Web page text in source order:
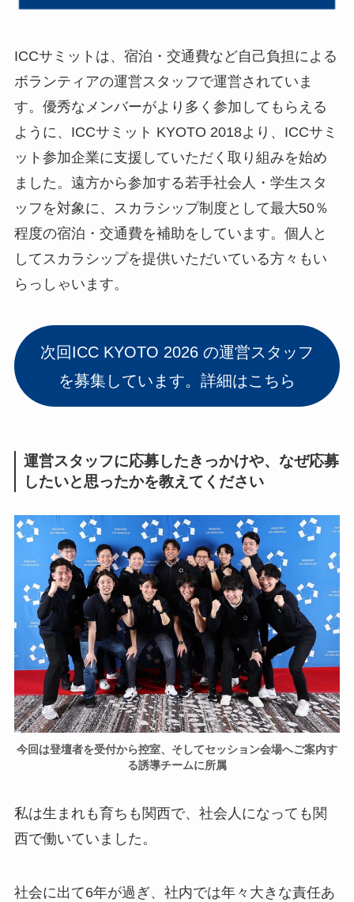
ICCサミットは、宿泊・交通費など自己負担による
ボランティアの運営スタッフで運営されていま
す。優秀なメンバーがより多く参加してもらえる
ように、ICCサミット KYOTO 2018より、ICCサミ
ット参加企業に支援していただく取り組みを始め
ました。遠方から参加する若手社会人・学生スタ
ッフを対象に、スカラシップ制度として最大50％
程度の宿泊・交通費を補助をしています。個人と
してスカラシップを提供いただいている方々もい
らっしゃいます。
次回ICC KYOTO 2026 の運営スタッフ
を募集しています。詳細はこちら
運営スタッフに応募したきっかけや、なぜ応募
したいと思ったかを教えてください
今回は登壇者を受付から控室、そしてセッション会場へご案内す
る誘導チームに所属
私は生まれも育ちも関西で、社会人になっても関
西で働いていました。
社会に出て6年が過ぎ、社内では年々大きな責任あ